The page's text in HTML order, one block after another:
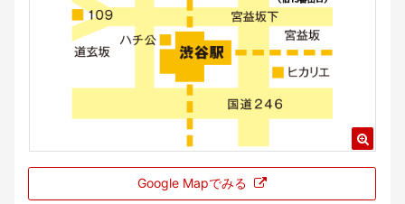
Google Mapでみる